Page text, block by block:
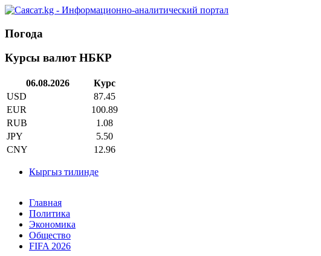
Погода
Курсы валют НБКР
06.08.2026
Курс
USD
87.45
EUR
100.89
RUB
1.08
JPY
5.50
CNY
12.96
Кыргыз тилинде
Главная
Политика
Экономика
Общество
FIFA 2026